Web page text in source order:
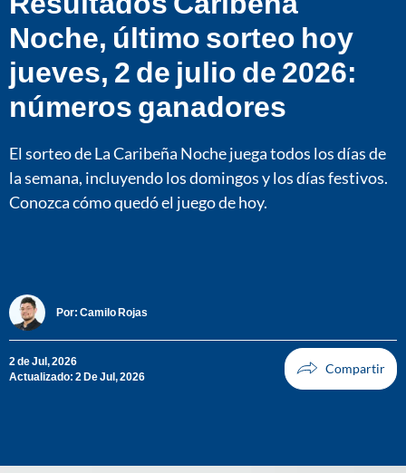
Noche, último sorteo hoy
jueves, 2 de julio de 2026:
números ganadores
El sorteo de La Caribeña Noche juega todos los días de
la semana, incluyendo los domingos y los días festivos.
Conozca cómo quedó el juego de hoy.
Por: Camilo Rojas
2 de Jul, 2026
Actualizado: 2 De Jul, 2026